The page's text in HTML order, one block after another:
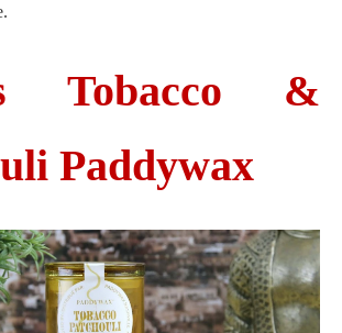
Tobacco &
Paddywax